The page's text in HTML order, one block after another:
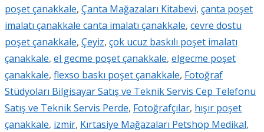
poşet çanakkale, Çanta Mağazaları Kitabevi, çanta poşet
imalatı çanakkale canta imalatı çanakkale, cevre dostu
poşet çanakkale, Çeyiz, çok ucuz baskılı poşet imalatı
çanakkale, el gecme poşet çanakkale, elgecme poşet
çanakkale, flexso baskı poşet çanakkale, Fotoğraf
Stüdyoları Bilgisayar Satış ve Teknik Servis Cep Telefonu
Satış ve Teknik Servis Perde, Fotoğrafçılar, hışır poşet
çanakkale, izmir, Kırtasiye Mağazaları Petshop Medikal,